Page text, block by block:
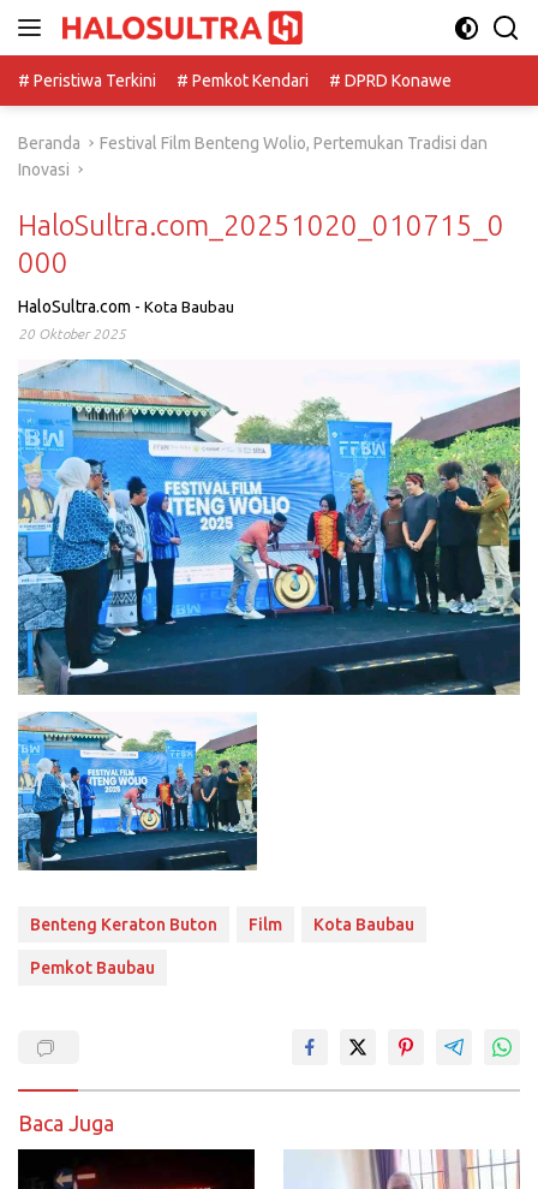
# Peristiwa Terkini
# Pemkot Kendari # DPRD Konawe
Beranda
Festival Film Benteng Wolio, Pertemukan Tradisi dan
Inovasi
HaloSultra.com_20251020_010715_0
000
HaloSultra.com - Kota Baubau
20 Oktober 2025
Benteng Keraton Buton Film Kota Baubau
Pemkot Baubau
Baca Juga